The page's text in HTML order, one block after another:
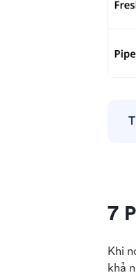
7
Khi
khả